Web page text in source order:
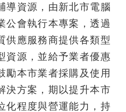
導資源，由新北市電腦
公會執行本專案，透過
供應服務商提供各類型
資源，並給予業者優惠
勵本市業者採購及使用
決方案，期以提升本市
化程度與營運能力，持